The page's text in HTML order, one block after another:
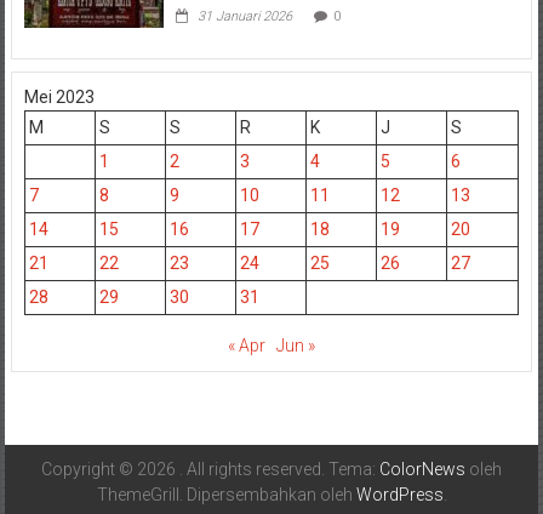
31 Januari 2026 0
Mei 2023
M
S S R K J
S
1
2 3 4 5
6
7
8 9 10 11 12
13
14
15 16 17 18 19
20
21
22 23 24 25 26
27
28
29 30 31
« Apr Jun »
Copyright © 2026 . All rights reserved. Tema: ColorNews oleh
ThemeGrill. Dipersembahkan oleh WordPress